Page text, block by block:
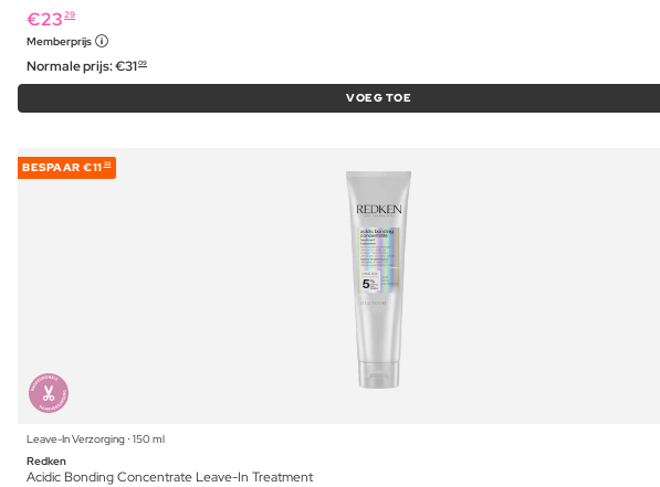
€23 29
Memberprijs
Normale prijs:€3109
VOEG TOE
BESPAAR €11 33
Leave-In Verzorging ⋅ 150 ml
Redken
Acidic Bonding Concentrate Leave-In Treatment